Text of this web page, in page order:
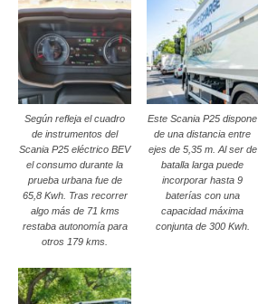
Según refleja el cuadro
de instrumentos del
Scania P25 eléctrico BEV
el consumo durante la
prueba urbana fue de
65,8 Kwh. Tras recorrer
algo más de 71 kms
restaba autonomía para
otros 179 kms.
Este Scania P25 dispone
de una distancia entre
ejes de 5,35 m. Al ser de
batalla larga puede
incorporar hasta 9
baterías con una
capacidad máxima
conjunta de 300 Kwh.